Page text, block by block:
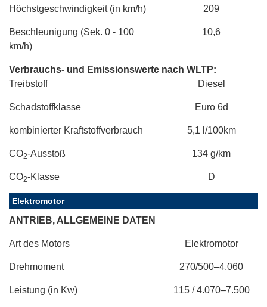
Höchstgeschwindigkeit (in km/h) 209
Beschleunigung (Sek. 0 - 100
km/h)
10,6
Verbrauchs- und Emissionswerte nach WLTP:
Treibstoff
Diesel
Schadstoffklasse Euro 6d
kombinierter Kraftstoffverbrauch 5,1 l/100km
CO2-Ausstoß 134 g/km
CO2-Klasse D
Elektromotor
ANTRIEB, ALLGEMEINE DATEN
Art des Motors Elektromotor
Drehmoment 270/500–4.060
Leistung (in Kw) 115 / 4.070–7.500